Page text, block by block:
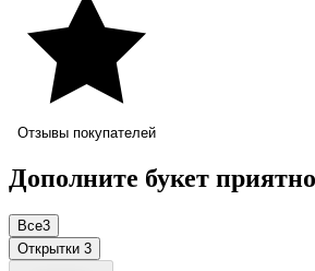
Отзывы покупателей
Дополните букет
Все3
Открытки 3